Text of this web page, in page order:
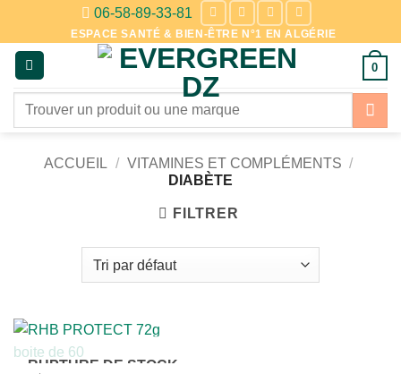
contenu
06-58-89-33-81
ESPACE SANTÉ & BIEN-ÊTRE N°1 EN ALGÉRIE
0
Recherche
ACCUEIL / VITAMINES ET COMPLÉMENTS /
DIABÈTE
FILTRER
RUPTURE DE STOCK